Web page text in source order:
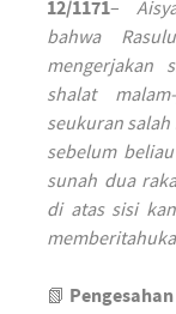
12/1171–
bahwa
mengerjakan
shalat
seukuran
sebelum
sunah dua
di atas sisi
📗